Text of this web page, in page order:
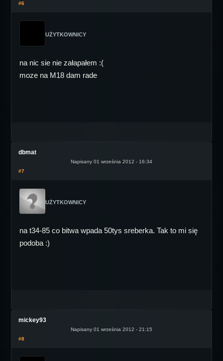
#6
UŻYTKOWNICY
na nic sie nie załapałem :(
moze na M18 dam rade
dbmat
Napisany 01 września 2012 - 16:34
#7
UŻYTKOWNICY
na t34-85 co bitwa wpada 50tys sreberka. Tak to mi się
podoba :)
mickey93
Napisany 01 września 2012 - 21:15
#8